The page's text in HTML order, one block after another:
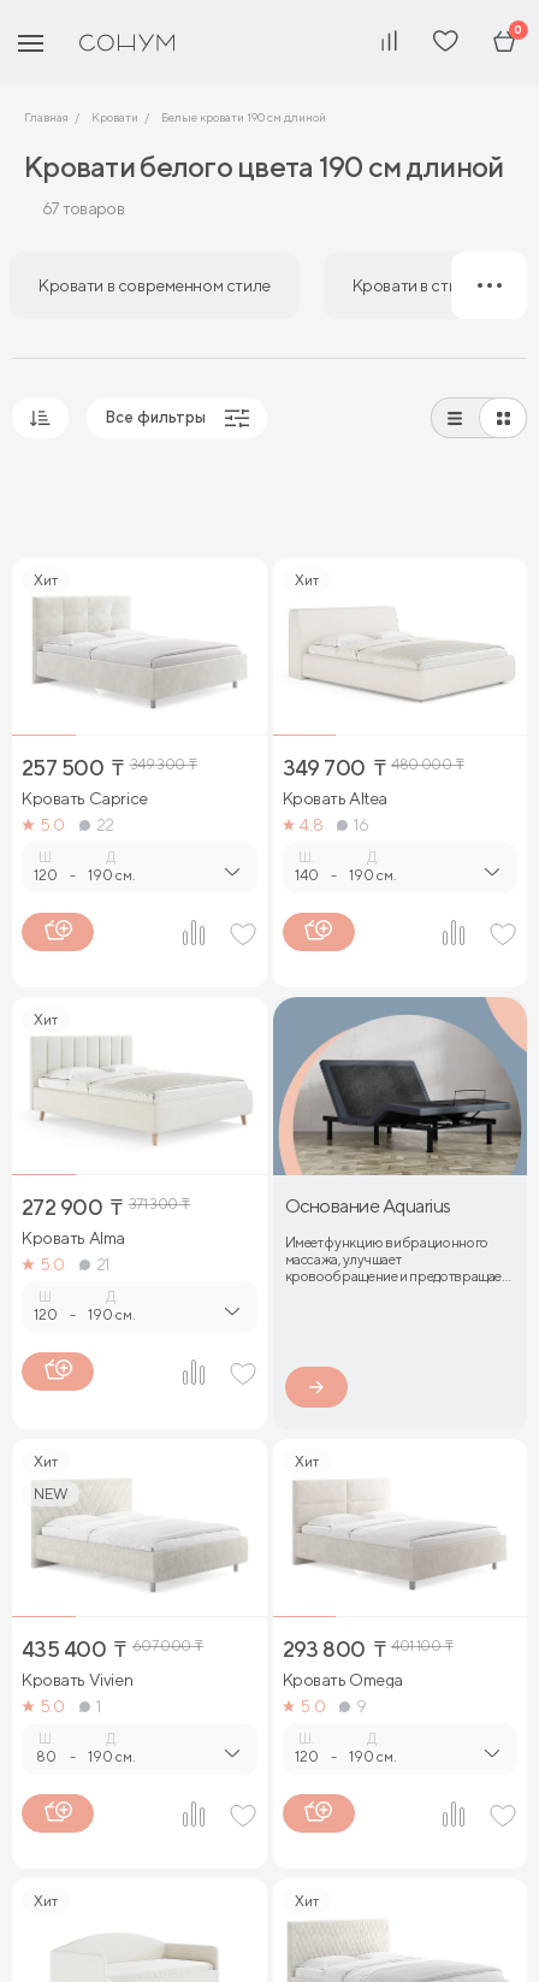
0
Главная Кровати Белые кровати 190 см длиной
Кровати белого цвета 190 см длиной
67 товаров
Кровати в современном стиле Кровати в стиле лофт
Все фильтры
Хит
257 500 ₸ 349 300₸
Кровать Caprice
5.0
22
Ш.
120 -
Д.
190 см.
Хит
349 700 ₸ 480 000₸
Кровать Altea
4.8
16
Ш.
140 -
Д.
190 см.
Хит
272 900 ₸ 371 300₸
Кровать Alma
5.0
21
120 -
Д.
190 см.
Основание Aquarius
Имеет функцию вибрационного
массажа, улучшает
кровообращение и предотвращает
Хит
NEW
435 400 ₸ 607 000₸
Кровать Vivien
5.0
1
80 -
Д.
190 см.
Хит
293 800 ₸ 401 100₸
Кровать Omega
5.0
9
120 -
Д.
190 см.
Хит Хит